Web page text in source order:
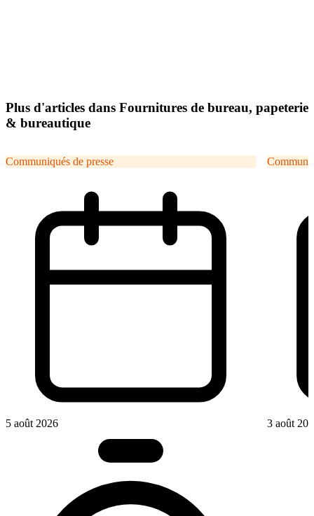
Plus d'articles dans Fournitures de bureau, papeterie
& bureautique
Communiqués de presse
5 août 2026 3 août